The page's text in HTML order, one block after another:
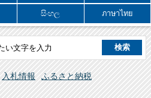
සිංහල ภาษาไทย
入札情報
ふるさと納税